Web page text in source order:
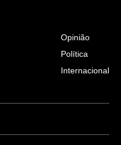
Opinião
Política
Internacional